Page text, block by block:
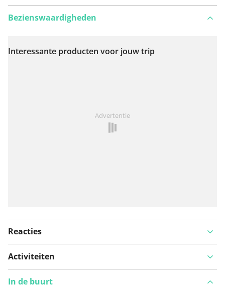
Bekijk op kaart
Bezienswaardigheden
Interessante producten voor jouw trip
Advertentie
Reacties
Activiteiten
In de buurt